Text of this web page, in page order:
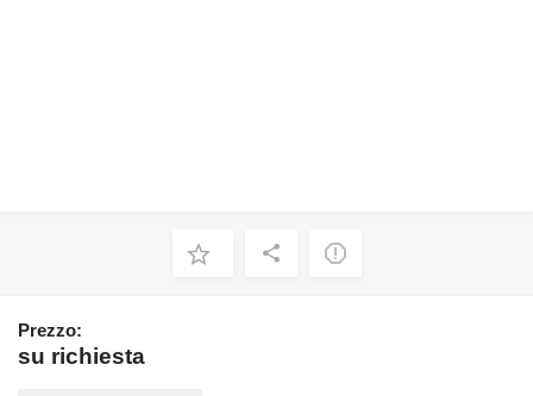
Prezzo:
su richiesta